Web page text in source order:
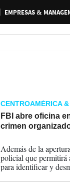
EMPRESAS &
CENTROAMÉRICA
FBI abre oficina
crimen
Además de la
policial que permitirá
para identificar y